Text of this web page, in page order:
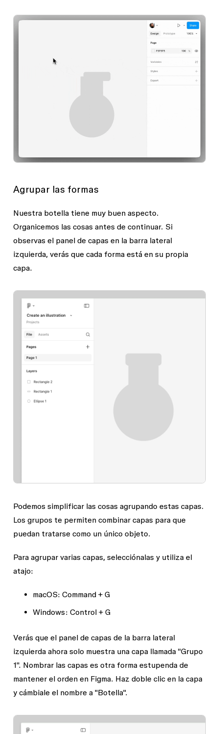
Agrupar las formas
Nuestra botella tiene muy buen aspecto.
Organicemos las cosas antes de continuar. Si
observas el panel de capasen la barra lateral
izquierda, verás que cada forma está en su propia
capa.
Podemos simplificar las cosas agrupando estas capas.
Los grupos te permiten combinar capas para que
puedan tratarse como un único objeto.
Para agrupar varias capas, selecciónalas y utiliza el
atajo:
macOS: Command + G
Windows: Control + G
Verás que el panel de capas de la barra lateral
izquierda ahora solo muestra una capa llamada "Grupo
1". Nombrar las capas es otra forma estupenda de
mantener el orden en Figma. Haz doble clic en la capa
y cámbiale el nombre a "Botella".